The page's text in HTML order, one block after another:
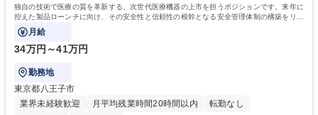
独自の技術で医療の質を革新する、次世代医療機器の上市を担うポジションです。来年に
控えた製品ローンチに向け、その安全性と信頼性の根幹となる安全管理体制の構築をリー
ドしてください。
月給
34万円～41万円
勤務地
東京都八王子市
業界未経験歓迎
月平均残業時間20時間以内
転勤なし